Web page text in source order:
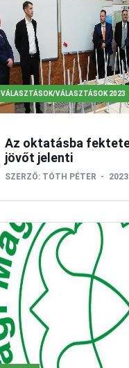
KÖZÉLET/VÁLASZTÁSOK
VAJDASÁG/KISHEGYES
VÁLASZTÁSOK/VÁLASZTÁSOK 2023
Az oktatásba
jövőt jelenti
SZERZŐ: TÓTH PÉTER